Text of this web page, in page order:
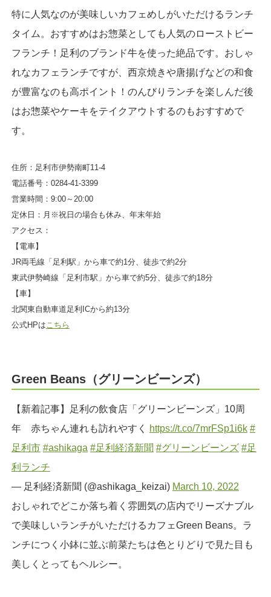
特に人気なのが美味しいカフェめしがいただけるランチ
タイム。おすすめはお惣菜としても人気のローストビー
フランチ！足利のブランド牛を使った絶品です。おしゃ
れなカフェランチですが、西京焼きや唐揚げなどの和食
が豊富なのも高ポイント！のんびりランチを楽しんだ後
はお惣菜やケーキをテイクアウトするのもおすすめで
す。
住所：足利市伊勢南町11-4
電話番号：0284-41-3399
営業時間：9:00～20:00
定休日：月※祝日の場合も休み、年末年始
アクセス：
【電車】
JR両毛線「足利駅」から車で約1分、徒歩で約2分
東武伊勢崎線「足利市駅」から車で約5分、徒歩で約18分
【車】
北関東自動車道足利ICから約13分
公式HPはこちら
Green Beans（グリーンビーンズ）
【新着記事】足利の飲食店「グリーンビーンズ」10周
年 赤ちゃん連れも訪れやすく
https://t.co/7mrFSp1i6k #
足利市 #ashikaga #足利経済新聞 #グリーンビーンズ #足
利ランチ
— 足利経済新聞 (@ashikaga_keizai) March 10, 2022
おしゃれでどこか落ち着く雰囲気の店内でリーズナブル
で美味しいランチがいただけるカフェGreen Beans。ラ
ンチにつく小鉢に並ぶ前菜たちは色とりどりで見た目も
美しくとってもヘルシー。